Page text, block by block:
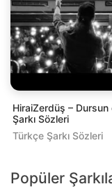
HiraiZerdüş – Dursun
Şarkı Sözleri
Türkçe Şarkı Sözleri
Popüler